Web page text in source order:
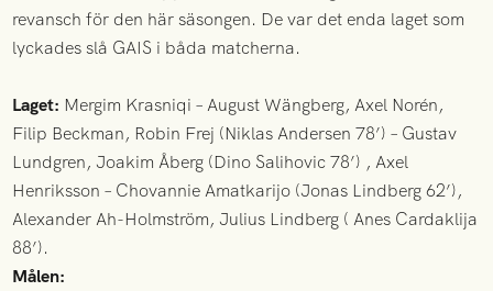
revansch för den här säsongen. De var det enda laget som
lyckades slå GAIS i båda matcherna.
Laget: Mergim Krasniqi – August Wängberg, Axel Norén,
Filip Beckman, Robin Frej (Niklas Andersen 78’) – Gustav
Lundgren, Joakim Åberg (Dino Salihovic 78’) , Axel
Henriksson – Chovannie Amatkarijo (Jonas Lindberg 62’),
Alexander Ah-Holmström, Julius Lindberg ( Anes Cardaklija
88’).
Målen: